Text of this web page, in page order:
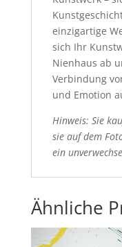
einzigartige
sich Ihr
Nienhaus ab
Verbindung
und Emotion
Hinweis: Sie
sie auf dem
ein
Ähnliche